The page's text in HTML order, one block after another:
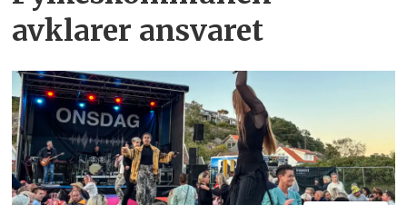
avklarer ansvaret